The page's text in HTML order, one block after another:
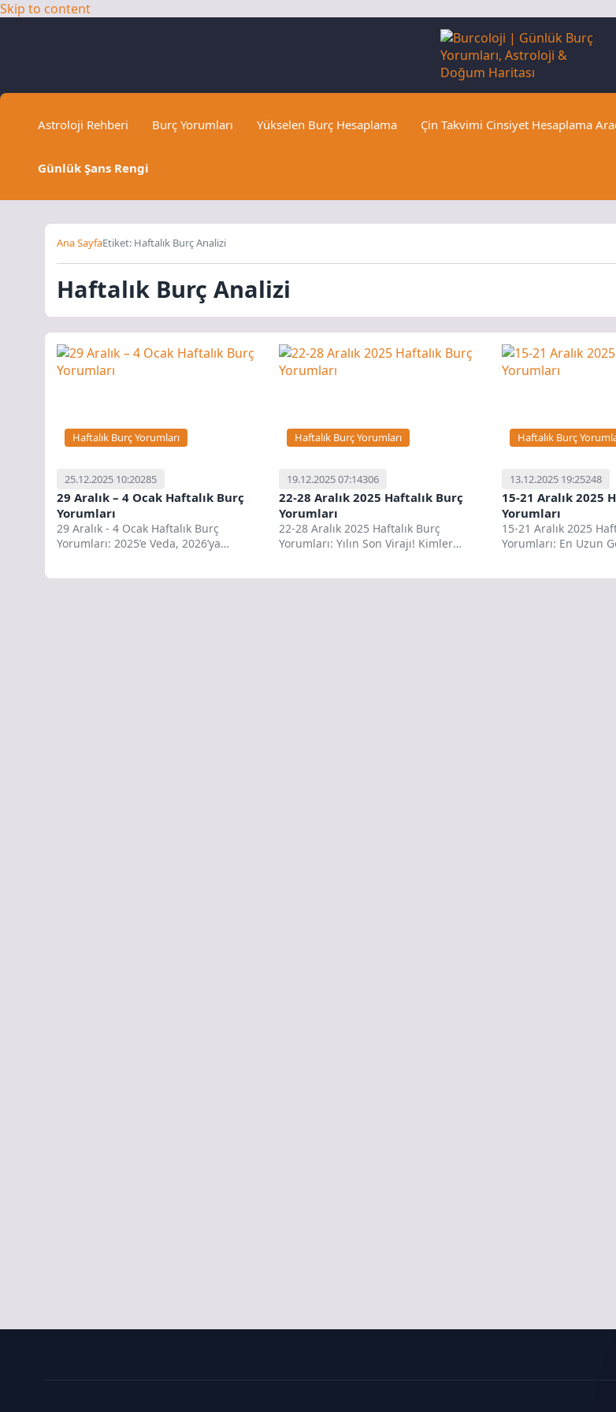
Skip to content
Astroloji Rehberi Burç Yorumları Yükselen Burç Hesaplama Çin Takvimi Cinsiyet Hesaplama
Günlük Şans Rengi
Ana SayfaEtiket: Haftalık Burç Analizi
Haftalık Burç Analizi
Haftalık Burç Yorumları
25.12.2025 10:20285
29 Aralık – 4 Ocak Haftalık Burç
Yorumları
29 Aralık - 4 Ocak Haftalık Burç
Yorumları: 2025’e Veda, 2026’ya
Haftalık Burç Yorumları
19.12.2025 07:14306
22-28 Aralık 2025 Haftalık Burç
Yorumları
22-28 Aralık 2025 Haftalık Burç
Yorumları: Yılın Son Virajı! Kimler
Haftalık Burç
13.12.2025 19:25248
15-21 Aralık 2025
Yorumları
15-21 Aralık 2025
Yorumları: En Uzun